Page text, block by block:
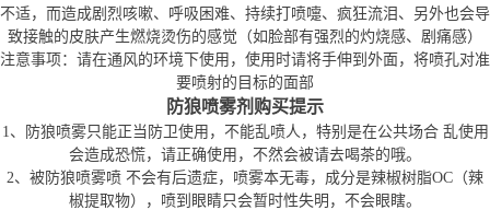
不适，而造成剧烈咳嗽、呼吸困难、持续打喷嚏、疯狂流泪、另外也会导
致接触的皮肤产生燃烧烫伤的感觉（如脸部有强烈的灼烧感、剧痛感）
注意事项：请在通风的环境下使用，使用时请将手伸到外面，将喷孔对准
要喷射的目标的面部
防狼喷雾剂购买提示
1、防狼喷雾只能正当防卫使用，不能乱喷人，特别是在公共场合 乱使用
会造成恐慌，请正确使用，不然会被请去喝茶的哦。
2、被防狼喷雾喷 不会有后遗症，喷雾本无毒，成分是辣椒树脂OC（辣
椒提取物），喷到眼睛只会暂时性失明，不会眼瞎。